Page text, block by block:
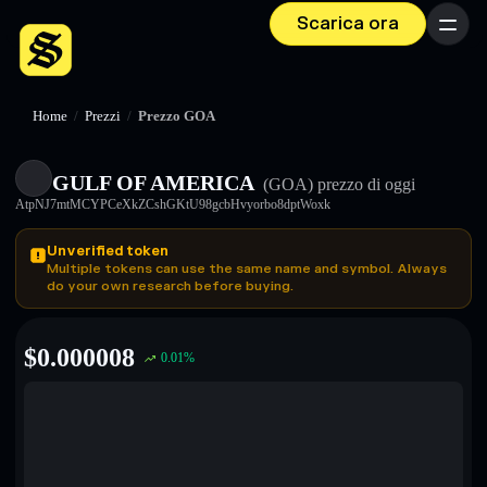
Scarica ora Menu
Home / Prezzi / Prezzo GOA
GULF OF AMERICA (GOA) prezzo di oggi
AtpNJ7mtMCYPCeXkZCshGKtU98gcbHvyorbo8dptWoxk
Unverified token
Multiple tokens can use the same name and symbol. Always
do your own research before buying.
$0.000008 0.01%